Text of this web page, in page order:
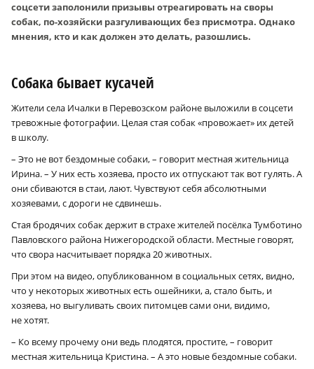
соцсети заполонили призывы отреагировать на своры
собак, по-хозяйски разгуливающих без присмотра. Однако
мнения, кто и как должен это делать, разошлись.
Собака бывает кусачей
Жители села Ичалки в Перевозском районе выложили в соцсети
тревожные фотографии. Целая стая собак «провожает» их детей
в школу.
– Это не вот бездомные собаки, – говорит местная жительница
Ирина. – У них есть хозяева, просто их отпускают так вот гулять. А
они сбиваются в стаи, лают. Чувствуют себя абсолютными
хозяевами, с дороги не сдвинешь.
Стая бродячих собак держит в страхе жителей посёлка Тумботино
Павловского района Нижегородской области. Местные говорят,
что свора насчитывает порядка 20 животных.
При этом на видео, опубликованном в социальных сетях, видно,
что у некоторых животных есть ошейники, а, стало быть, и
хозяева, но выгуливать своих питомцев сами они, видимо,
не хотят.
– Ко всему прочему они ведь плодятся, простите, – говорит
местная жительница Кристина. – А это новые бездомные собаки.